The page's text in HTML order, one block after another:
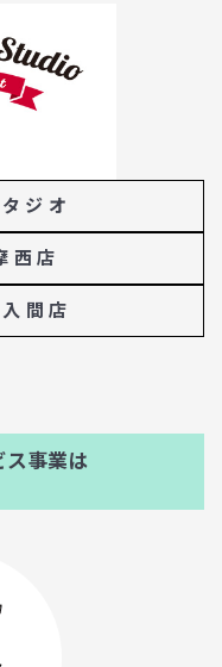
ジオ
西店
間店
ス事業は